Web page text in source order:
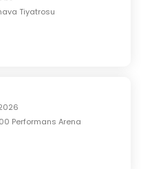
Tiyatrosu
Performans Arena